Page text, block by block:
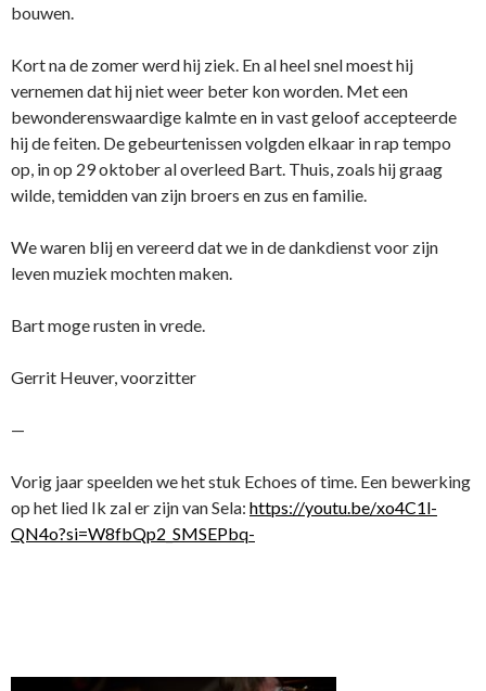
bouwen.
Kort na de zomer werd hij ziek. En al heel snel moest hij
vernemen dat hij niet weer beter kon worden. Met een
bewonderenswaardige kalmte en in vast geloof accepteerde
hij de feiten. De gebeurtenissen volgden elkaar in rap tempo
op, in op 29 oktober al overleed Bart. Thuis, zoals hij graag
wilde, temidden van zijn broers en zus en familie.
We waren blij en vereerd dat we in de dankdienst voor zijn
leven muziek mochten maken.
Bart moge rusten in vrede.
Gerrit Heuver, voorzitter
—
Vorig jaar speelden we het stuk Echoes of time. Een bewerking
op het lied Ik zal er zijn van Sela: https://youtu.be/xo4C1l-
QN4o?si=W8fbQp2_SMSEPbq-